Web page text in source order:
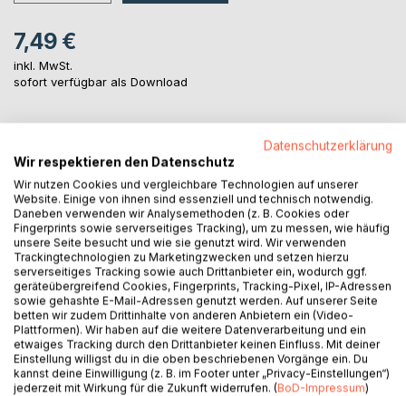
7,49 €
inkl. MwSt.
sofort verfügbar als Download
Auf die Merkliste
Titel bewerten
BESCHREIBUNG
Datenschutzerklärung
Wir respektieren den Datenschutz
Wir nutzen Cookies und vergleichbare Technologien auf unserer
Website. Einige von ihnen sind essenziell und technisch notwendig.
Daneben verwenden wir Analysemethoden (z. B. Cookies oder
Fingerprints sowie serverseitiges Tracking), um zu messen, wie häufig
unsere Seite besucht und wie sie genutzt wird. Wir verwenden
Trackingtechnologien zu Marketingzwecken und setzen hierzu
serverseitiges Tracking sowie auch Drittanbieter ein, wodurch ggf.
geräteübergreifend Cookies, Fingerprints, Tracking-Pixel, IP-Adressen
sowie gehashte E-Mail-Adressen genutzt werden. Auf unserer Seite
betten wir zudem Drittinhalte von anderen Anbietern ein (Video-
Plattformen). Wir haben auf die weitere Datenverarbeitung und ein
etwaiges Tracking durch den Drittanbieter keinen Einfluss. Mit deiner
Einstellung willigst du in die oben beschriebenen Vorgänge ein. Du
kannst deine Einwilligung (z. B. im Footer unter „Privacy-Einstellungen“)
jederzeit mit Wirkung für die Zukunft widerrufen. (BoD-Impressum)